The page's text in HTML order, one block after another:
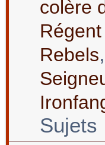
colère
Rebels,
Sujets